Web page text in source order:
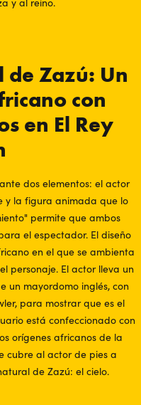
de Zazú: Un
con
en El Rey
dos elementos: el actor
y la figura animada que lo
permite que ambos
el espectador. El diseño
en el que se ambienta
personaje. El actor lleva un
un mayordomo inglés, con
para mostrar que es el
está confeccionado con
orígenes africanos de la
cubre al actor de pies a
de Zazú: el cielo.